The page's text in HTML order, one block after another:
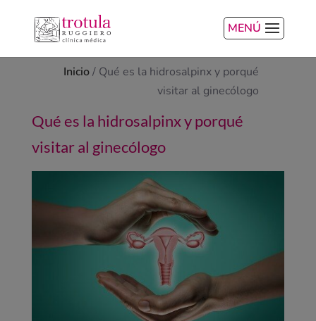
MENÚ
Inicio/ Qué es la hidrosalpinx y porqué
visitar al ginecólogo
Qué es la hidrosalpinx y porqué
visitar al ginecólogo